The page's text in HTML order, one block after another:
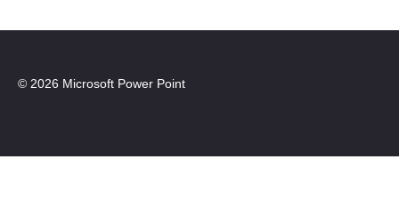
© 2026 Microsoft Power Point